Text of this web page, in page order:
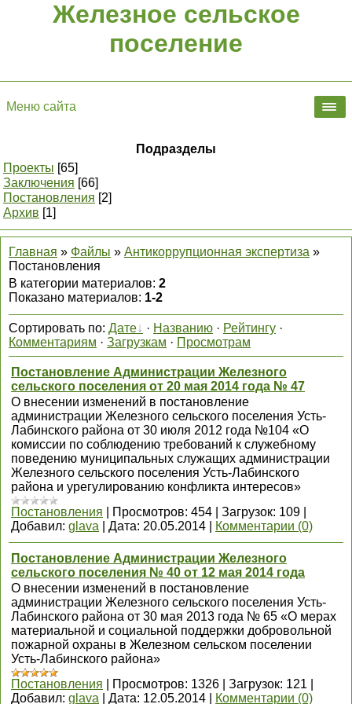
Железное сельское
поселение
Меню сайта
Подразделы
Проекты [65]
Заключения [66]
Постановления [2]
Архив [1]
Главная » Файлы » Антикоррупционная экспертиза »
Постановления
В категории материалов: 2
Показано материалов: 1-2
Сортировать по: Дате · Названию · Рейтингу ·
Комментариям · Загрузкам · Просмотрам
Постановление Администрации Железного
сельского поселения от 20 мая 2014 года № 47
О внесении изменений в постановление
администрации Железного сельского поселения Усть-
Лабинского района от 30 июля 2012 года №104 «О
комиссии по соблюдению требований к служебному
поведению муниципальных служащих администрации
Железного сельского поселения Усть-Лабинского
района и урегулированию конфликта интересов»
Постановления
Просмотров: 454 Загрузок: 109
Добавил: glava Дата: 20.05.2014 Комментарии (0)
Постановление Администрации Железного
сельского поселения № 40 от 12 мая 2014 года
О внесении изменений в постановление
администрации Железного сельского поселения Усть-
Лабинского района от 30 мая 2013 года № 65 «О мерах
материальной и социальной поддержки добровольной
пожарной охраны в Железном сельском поселении
Усть-Лабинского района»
Постановления
Просмотров: 1326 Загрузок: 121
Добавил: glava Дата: 12.05.2014 Комментарии (0)